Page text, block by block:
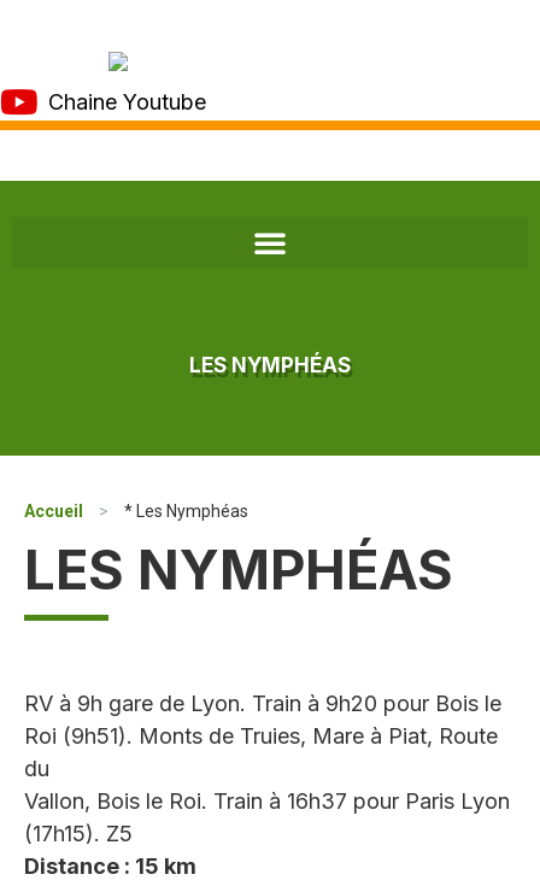
Chaine Youtube
LES NYMPHÉAS
Accueil > * Les Nymphéas
LES NYMPHÉAS
RV à 9h gare de Lyon. Train à 9h20 pour Bois le
Roi (9h51). Monts de Truies, Mare à Piat, Route
du
Vallon, Bois le Roi. Train à 16h37 pour Paris Lyon
(17h15). Z5
Distance : 15 km